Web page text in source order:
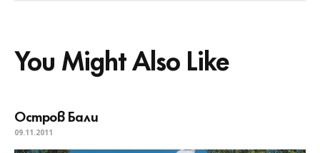
You Might Also Like
Остров Бали
09.11.2011